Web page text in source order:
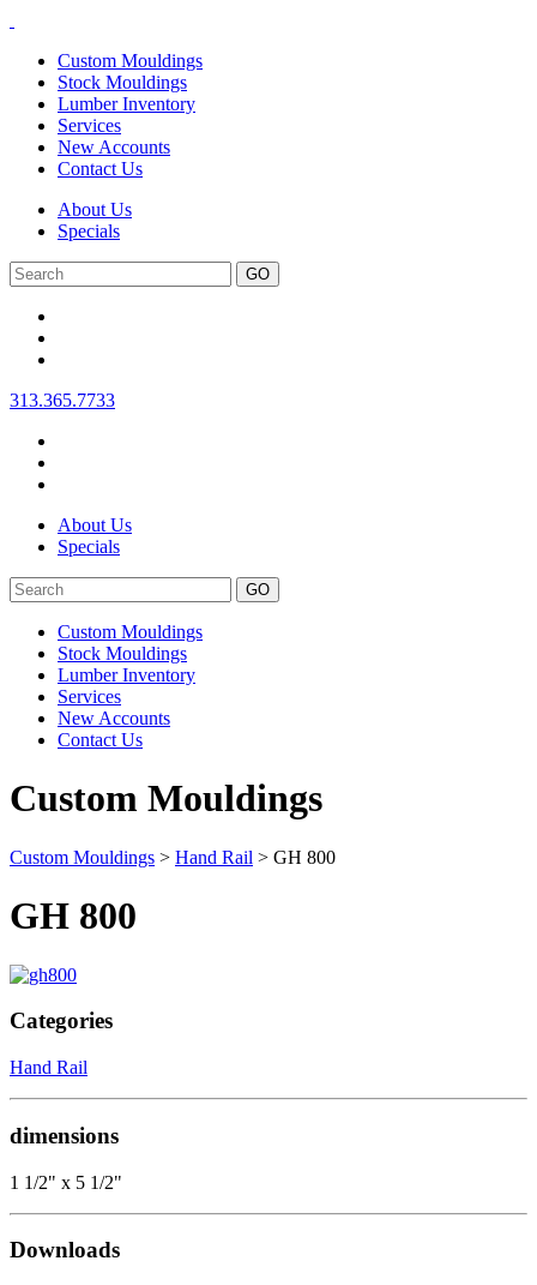
Custom Mouldings
Stock Mouldings
Lumber Inventory
Services
New Accounts
Contact Us
About Us
Specials
Search
313.365.7733
About Us
Specials
Search
Custom Mouldings
Stock Mouldings
Lumber Inventory
Services
New Accounts
Contact Us
Custom Mouldings
Custom Mouldings > Hand Rail > GH 800
GH 800
Categories
Hand Rail
dimensions
1 1/2" x 5 1/2"
Downloads